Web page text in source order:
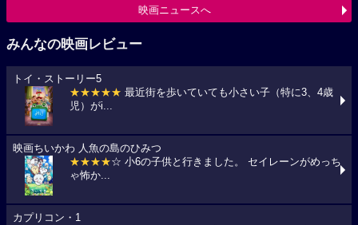
映画ニュースへ
みんなの映画レビュー
トイ・ストーリー5
★★★★★ 最近街を歩いていても小さい子（特に3、4歳
児）がi...
映画ちいかわ 人魚の島のひみつ
★★★★☆ 小6の子供と行きました。 セイレーンがめっち
ゃ怖か...
カプリコン・1